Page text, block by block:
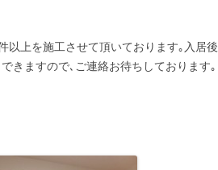
以上を施工させて頂いております｡入居後
きますので､ご連絡お待ちしております｡